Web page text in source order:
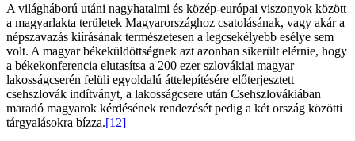
A világháború utáni nagyhatalmi és közép-európai viszonyok között
a magyarlakta területek Magyarországhoz csatolásának, vagy akár a
népszavazás kiírásának természetesen a legcsekélyebb esélye sem
volt. A magyar békeküldöttségnek azt azonban sikerült elérnie, hogy
a békekonferencia elutasítsa a 200 ezer szlovákiai magyar
lakosságcserén felüli egyoldalú áttelepítésére előterjesztett
csehszlovák indítványt, a lakosságcsere után Csehszlovákiában
maradó magyarok kérdésének rendezését pedig a két ország közötti
tárgyalásokra bízza.[12]